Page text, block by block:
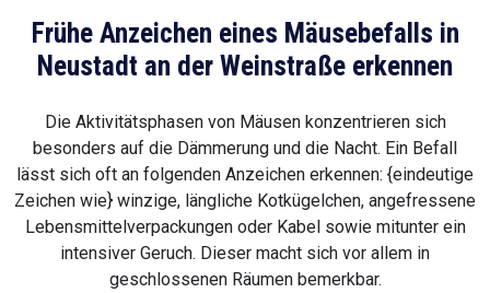
Frühe Anzeichen eines Mäusebefalls in
Neustadt an der Weinstraße erkennen
Die Aktivitätsphasen von Mäusen konzentrieren sich
besonders auf die Dämmerung und die Nacht. Ein Befall
lässt sich oft an folgenden Anzeichen erkennen: {eindeutige
Zeichen wie} winzige, längliche Kotkügelchen, angefressene
Lebensmittelverpackungen oder Kabel sowie mitunter ein
intensiver Geruch. Dieser macht sich vor allem in
geschlossenen Räumen bemerkbar.